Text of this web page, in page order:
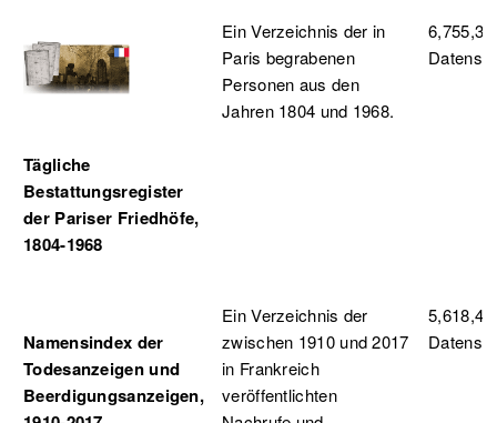
Tägliche
Bestattungsregister
der Pariser Friedhöfe,
1804-1968
Ein Verzeichnis der in
Paris begrabenen
Personen aus den
Jahren 1804 und 1968.
Namensindex der
Todesanzeigen und
Beerdigungsanzeigen,
Ein Verzeichnis der
zwischen 1910 und 2017
in Frankreich
veröffentlichten